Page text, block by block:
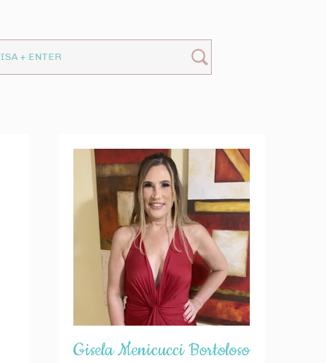
Gisela Menicucci Bortoloso